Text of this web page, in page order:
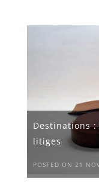
Destinations
litiges
POSTED ON 21